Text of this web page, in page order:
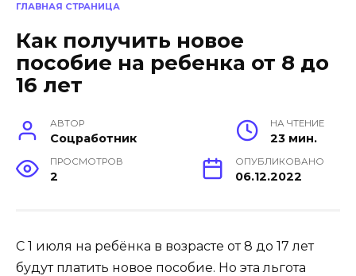
ГЛАВНАЯ СТРАНИЦА
Как получить новое
пособие на ребенка от 8 до
16 лет
АВТОР
Соцработник
НА ЧТЕНИЕ
23 мин.
ПРОСМОТРОВ
2
ОПУБЛИКОВАНО
06.12.2022
С 1 июля на ребёнка в возрасте от 8 до 17 лет
будут платить новое пособие. Но эта льгота